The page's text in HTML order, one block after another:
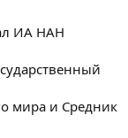
ИА НАН
мира и Средник